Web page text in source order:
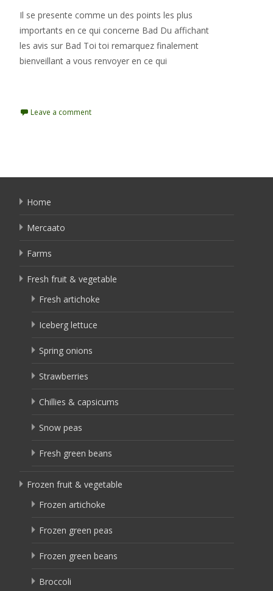
Il se presente comme un des points les plus
importants en ce qui concerne Bad Du affichant
les avis sur Bad Toi toi remarquez finalement
bienveillant a vous renvoyer en ce qui
Leave a comment
Home
Mercaato
Farms
Fresh fruit & vegetable
Fresh artichoke
Iceberg lettuce
Spring onions
Strawberries
Chillies & capsicums
Snow peas
Fresh green beans
Frozen fruit & vegetable
Frozen artichoke
Frozen green peas
Frozen green beans
Broccoli